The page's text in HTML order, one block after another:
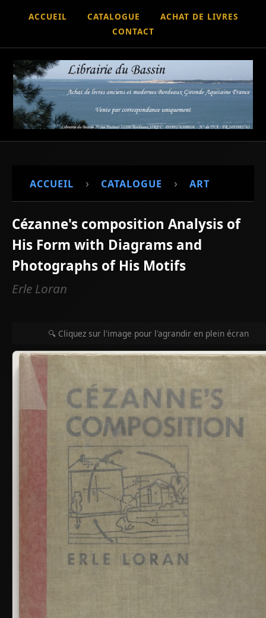
ACCUEIL CATALOGUE
ACHAT DE LIVRES
CONTACT
ACCUEIL › CATALOGUE › ART
Cézanne's composition Analysis of
His Form with Diagrams and
Photographs of His Motifs
Erle Loran
🔍 Cliquez sur l'image pour l'agrandir en plein écran